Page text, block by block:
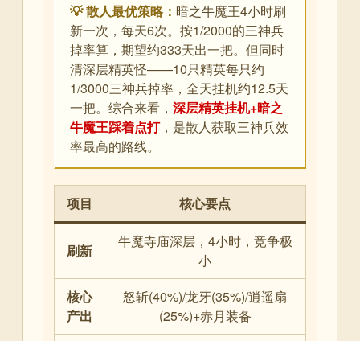
💡 散人最优策略： 暗之牛魔王4小时刷
新一次，每天6次。按1/2000的三神兵
掉率算，期望约333天出一把。但同时
清深层精英怪——10只精英每只约
1/3000三神兵掉率，全天挂机约12.5天
一把。综合来看， 深层精英挂机+暗之
牛魔王踩着点打，是散人获取三神兵效
率最高的路线。
项目 核心要点
刷新
牛魔寺庙深层，4小时，竞争极
小
核心
产出
怒斩(40%)/龙牙(35%)/逍遥扇
(25%)+赤月装备